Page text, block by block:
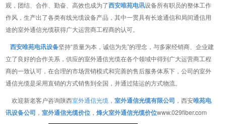
观，团结、合作、勤奋、高效也成为了西安唯苑电讯设备所有职员的整体工作
作风，生产出了各类有线光缆设备产品，其中一贯具有长途通信和局间通信用
途的室外通信光缆获得广大运营商工程商的认可。
西安唯苑电讯设备坚持“质量为本，诚信为先”的理念，与多家经销商、企业建
立了良好的合作关系，供应的室外通信光缆在各个领域中得到广大运营商工程
商的一致认可，在合理的市场营销模式和完善的售后服务体系下，公司的室外
通信光缆是采用直销的方式销售到全国，并通过陆运的方式物流。
欢迎新老客户咨询陕西室外通信光缆， 室外通信光缆有限公司 ，西安唯苑电
讯设备公司 ， 室外通信光缆价位， 烽火室外通信光缆价位www.029fiber.com